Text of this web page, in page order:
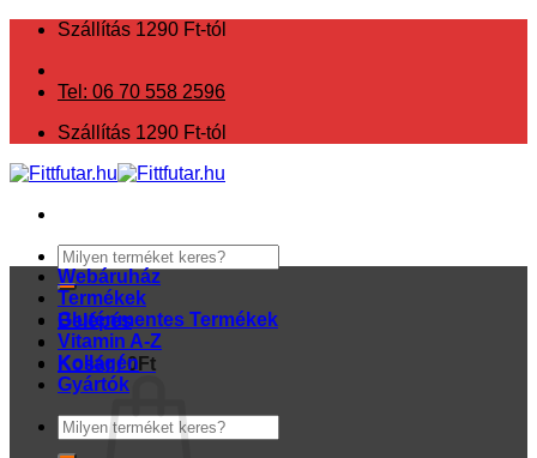
Skip
content
Szállítás 1290 Ft-tól
Tel: 06 70 558 2596
Szállítás 1290 Ft-tól
Keresés
a
következőre:
Belépés
Kosár /0Ft
Webáruház
Termékek
Gluténmentes Termékek
Vitamin A-Z
Kollagén
Gyártók
Keresés
a